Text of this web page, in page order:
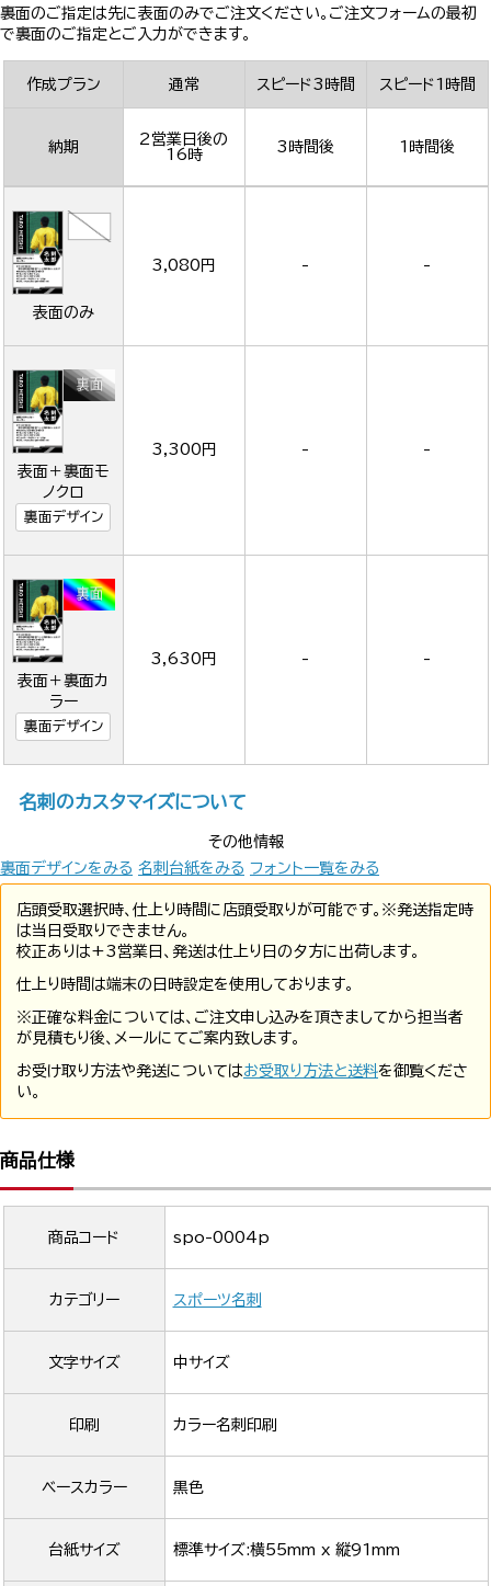
裏面のご指定は先に表面のみでご注文ください。ご注文フォームの最初
で裏面のご指定とご入力ができます。
作成プラン 通常 スピード3時間 スピード1時間
納期
2営業日後の
16時
3時間後 1時間後
表面のみ
3,080円 - -
表面＋裏面モ
ノクロ
裏面デザイン
3,300円 - -
表面＋裏面カ
ラー
裏面デザイン
3,630円 - -
名刺のカスタマイズについて
その他情報
裏面デザインをみる 名刺台紙をみる フォント一覧をみる
店頭受取選択時、仕上り時間に店頭受取りが可能です。※発送指定時
は当日受取りできません。
校正ありは+3営業日、発送は仕上り日の夕方に出荷します。
仕上り時間は端末の日時設定を使用しております。
※正確な料金については、ご注文申し込みを頂きましてから担当者
が見積もり後、メールにてご案内致します。
お受け取り方法や発送についてはお受取り方法と送料を御覧くださ
い。
商品仕様
商品コード spo-0004p
カテゴリー スポーツ名刺
文字サイズ 中サイズ
印刷 カラー名刺印刷
ベースカラー 黒色
台紙サイズ 標準サイズ:横55mm x 縦91mm